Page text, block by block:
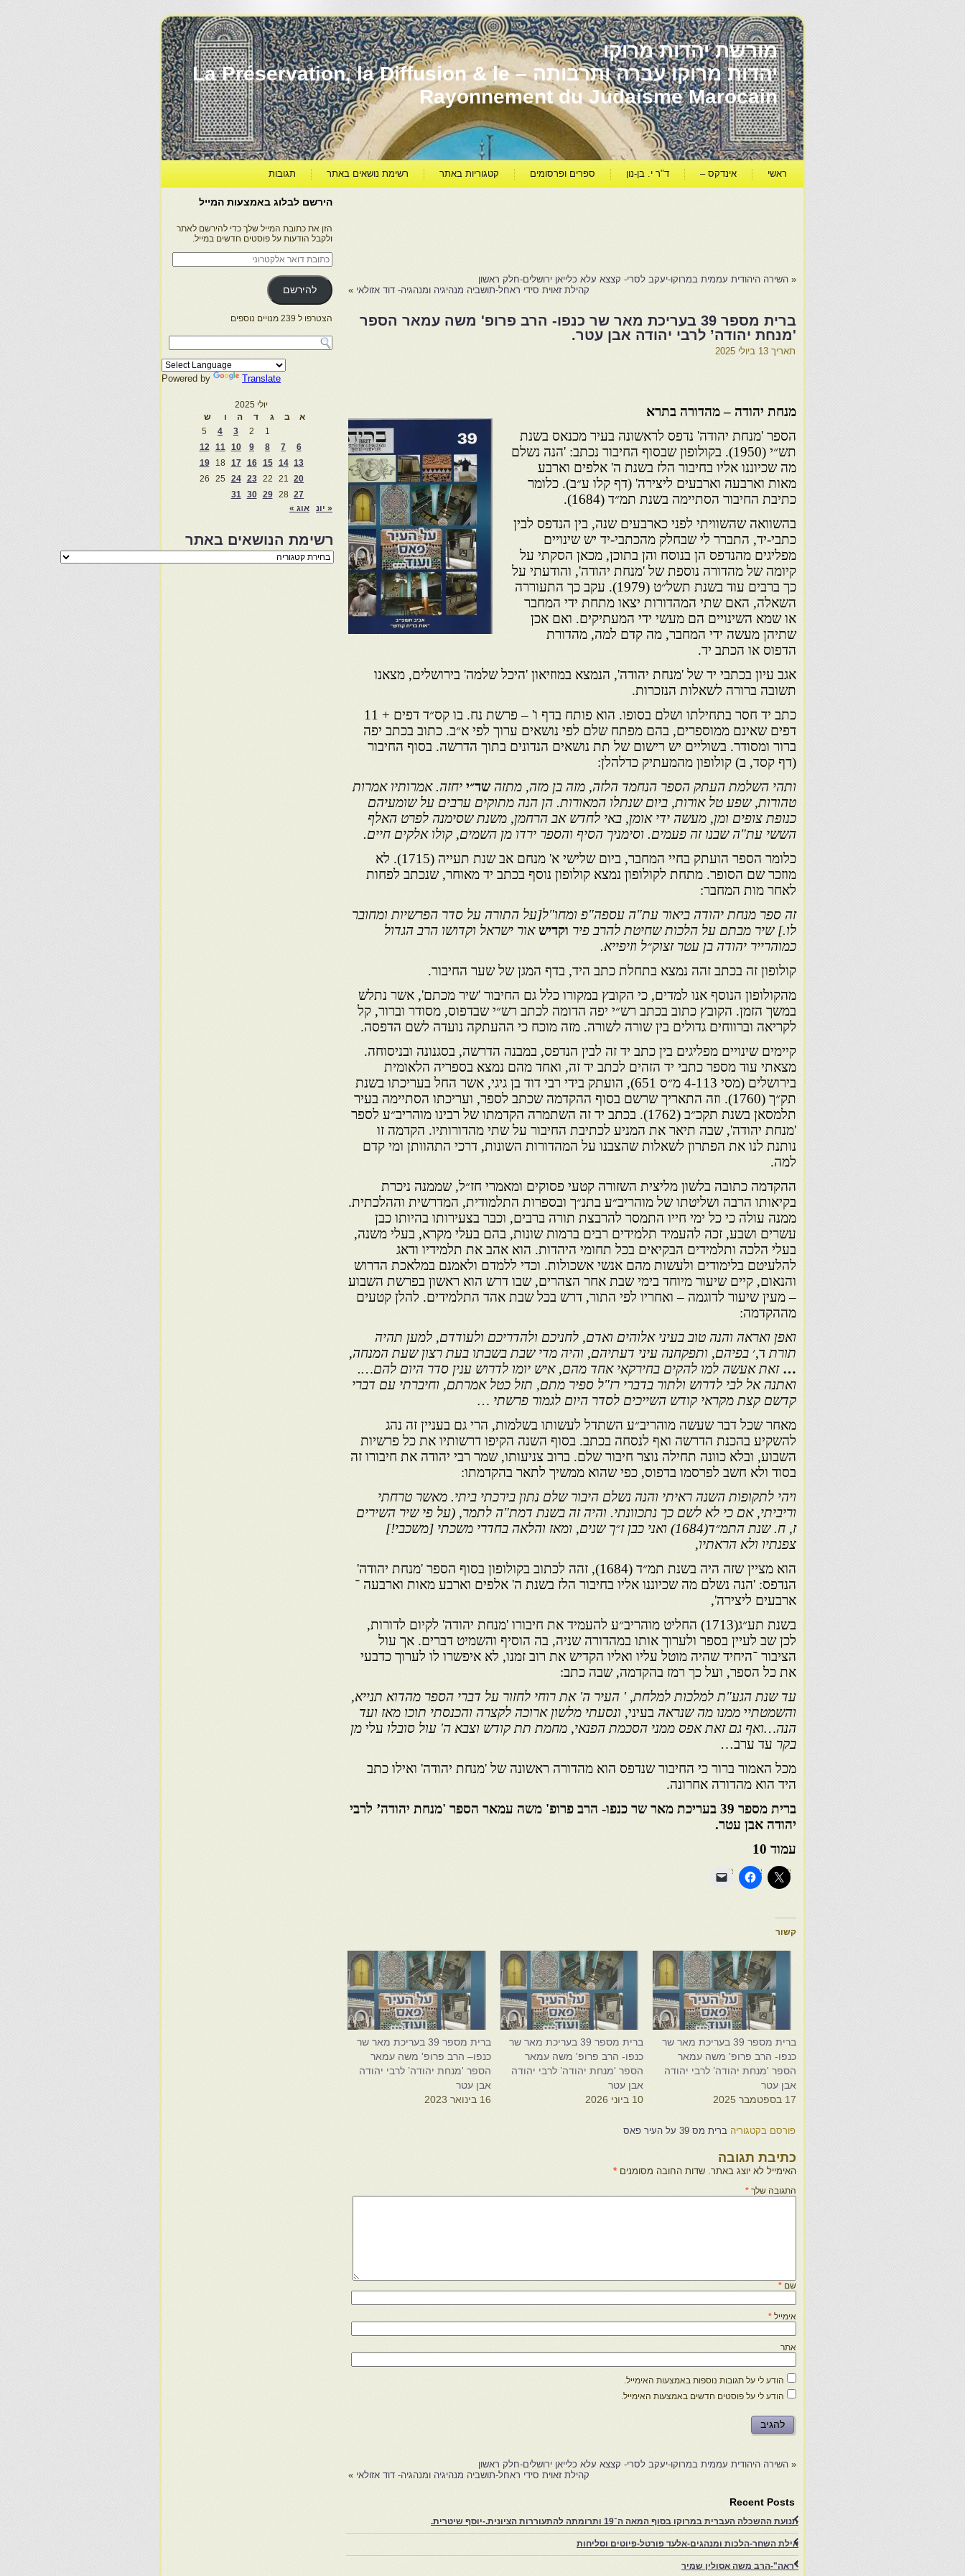
מורשת יהדות מרוקו
יהדות מרוקו עברה ותרבותה – La Préservation, la Diffusion & le
Rayonnement du Judaïsme Marocain
ראשי אינדקס – ד"ר י. בן-נון ספרים ופרסומים קטגוריות באתר רשימת נושאים באתר תגובות
« השירה היהודית עממית במרוקו-יעקב לסרי- קצצא עלא כלייאן ירושלים-חלק ראשון
קהילת זאוית סידי ראחל-תושביה מנהיגיה ומנהגיה- דוד אזולאי »
ברית מספר 39 בעריכת מאר שר כנפו- הרב פרופ' משה עמאר הספר
'מנחת יהודה’ לרבי יהודה אבן עטר.
תאריך 13 ביולי 2025
מנחת יהודה – מהדורה בתרא
הספר 'מנחת יהודה' נדפס לראשונה בעיר מכנאס בשנת
תש״י (1950). בקולופון שבסוף החיבור נכתב: 'הנה נשלם
מה שכיוננו אליו בחיבור הלז בשנת ה' אלפים וארבע
מאות וארבעה וארבעים ליצירה' (דף קלו ע״ב). כלומר
כתיבת החיבור הסתיימה בשנת תמ״ד (1684).
בהשוואה שהשוויתי לפני כארבעים שנה, בין הנדפס לבין
כתבי-יד, התברר לי שבחלק מהכתבי-יד יש שינויים
מפליגים מהנדפס הן בנוסח והן בתוכן, מכאן הסקתי על
קיומה של מהדורה נוספת של 'מנחת יהודה', והודעתי על
כך ברבים עוד בשנת תשל״ט (1979). עקב כך התעוררה
השאלה, האם שתי המהדורות יצאו מתחת ידי המחבר
או שמא השינויים הם מעשי ידי המעתיקים. ואם אכן
שתיהן מעשה ידי המחבר, מה קדם למה, מהדורת
הדפוס או הכתב יד.
אגב עיון בכתבי יד של 'מנחת יהודה', הנמצא במוזיאון 'היכל שלמה' בירושלים, מצאנו
תשובה ברורה לשאלות הנזכרות.
כתב יד חסר בתחילתו ושלם בסופו. הוא פותח בדף ו' – פרשת נח. בו קס״ד דפים + 11
דפים שאינם ממוספרים, בהם מפתח שלם לפי נושאים ערוך לפי א״ב. כתוב בכתב יפה
ברור ומסודר. בשוליים יש רישום של תת נושאים הנדונים בתוך הדרשה. בסוף החיבור
(דף קסד, ב) קולופון מהמעתיק כדלהלן:
ותהי השלמת העתק הספר הנחמד הלזה, מזה בן מזה, מתזה שד״י יחזה. אמרותיו אמרות
טהורות, שפע טל אורות, ביום שנתלו המאורות. הן הנה מתוקים ערבים על שומעיהם
כנופת צופים ומן, מעשה ידי אומן, באי לחדש אב הרחמן, משנת שסימנה לפרט האלף
הששי עת"ה שבנו זה פעמים. וסימניך הסיף והספר ירדו מן השמים, קולו אלקים חיים.
כלומר הספר הועתק בחיי המחבר, ביום שלישי א' מנחם אב שנת תעייה (1715). לא
מוזכר שם הסופר. מתחת לקולופון נמצא קולופון נוסף בכתב יד מאוחר, שנכתב לפחות
לאחר מות המחבר:
זה ספר מנחת יהודה ביאור עת"ה עספה"פ ומחו"ל[על התורה על סדר הפרשיות ומחובר
לו.] שיר מבתם על הלכות שחיטת להרב פיר וקדישאור ישראל וקדושו הרב הגדול
כמוהרייר יהודה בן עטר זצוק״ל וזיפייא.
קולופון זה בכתב זהה נמצא בתחלת כתב היד, בדף המגן של שער החיבור.
מהקולופון הנוסף אנו למדים, כי הקובץ במקורו כלל גם החיבור 'שיר מכתם', אשר נתלש
במשך הזמן. הקובץ כתוב בכתב רש״י יפה הדומה לכתב רש״י שבדפוס, מסודר וברור, קל
לקריאה וברווחים גדולים בין שורה לשורה. מזה מוכח כי ההעתקה נועדה לשם הדפסה.
קיימים שינויים מפליגים בין כתב יד זה לבין הנדפס, במבנה הדרשה, בסגנונה ובניסוחה.
מצאתי עוד מספר כתבי יד הזהים לכתב יד זה, ואחד מהם נמצא בספריה הלאומית
בירושלים (מסי 4-113 מ״ס 651), הועתק בידי רבי דוד בן גיגי, אשר החל בעריכתו בשנת
תק״ך (1760). וזה התאריך שרשם בסוף ההקדמה שכתב לספר, ועריכתו הסתיימה בעיר
תלמסאן בשנת תקכ״ב (1762). בכתב יד זה השתמרה הקדמתו של רבינו מוהריב״ע לספר
'מנחת יהודה', שבה תיאר את המניע לכתיבת החיבור על שתי מהדורותיו. הקדמה זו
נותנת לנו את הפתרון לשאלות שהצבנו על המהדורות השונות, דרכי התהוותן ומי קדם
למה.
ההקדמה כתובה בלשון מליצית השזורה קטעי פסוקים ומאמרי חז״ל, שממנה ניכרת
בקיאותו הרבה ושליטתו של מוהריב״ע בתנ״ך ובספרות התלמודית, המדרשית וההלכתית.
ממנה עולה כי כל ימי חייו התמסר להרבצת תורה ברבים, וכבר בצעירותו בהיותו כבן
עשרים ושבע, זכה להעמיד תלמידים רבים ברמות שונות, בהם בעלי מקרא, בעלי משנה,
בעלי הלכה ותלמידים הבקיאים בכל תחומי היהדות. הוא אהב את תלמידיו ודאג
להלעיטם בלימודים ולעשות מהם אנשי אשכולות. וכדי ללמדם ולאמנם במלאכת הדרוש
והנאום, קיים שיעור מיוחד בימי שבת אחר הצהרים, שבו דרש הוא ראשון בפרשת השבוע
– מעין שיעור לדוגמה – ואחריו לפי התור, דרש בכל שבת אהד התלמידים. להלן קטעים
מההקדמה:
ואפן ואראה והנה טוב בעיני אלוהים ואדם, לחניכם ולהדריכם ולעודדם, למען תהיה
תורת ד,׳ בפיהם, ותפקחנה עיני דעתיהם, והיה מדי שבת בשבתו בעת רצון שעת המנחה,
…זאת אעשה למו להקים בחירקאי אחד מהם, איש יומו לדרוש ענין סדר היום להם….
ואתנה אל לבי לדרוש ולתור בדברי רז"ל ספיר מתם, תזל כטל אמרתם, וחיברתי עם דברי
קדשם קצת מקראי קודש השייכים לסדר היום לגמור פרשתי …
מאחר שכל דבר שעשה מוהריב״ע השתדל לעשותו בשלמות, הרי גם בעניין זה נהג
להשקיע בהכנת הדרשה ואף לנסחה בכתב. בסוף השנה הקיפו דרשותיו את כל פרשיות
השבוע, ובלא כוונה תחילה נוצר חיבור שלם. ברוב צניעותו, שמר רבי יהודה את חיבורו זה
בסוד ולא חשב לפרסמו בדפוס, כפי שהוא ממשיך לתאר בהקדמתו:
ויהי לתקופות השנה ראיתי והנה נשלם היבור שלם נתון בירכתי ביתי. מאשר טרחתי
וריביתי, אם כי לא לשם כך נתכוונתי. והיה זה בשנת דמת"ה לתמר, (על פי שיר השירים
ז, ח. שנת התמ״ד(1684) ואני כבן ז״ך שנים, ומאז והלאה בחדרי משכתי [משכבי!]
צפנתיו ולא הראתיו,
הוא מציין שזה היה בשנת תמ״ד (1684), זהה לכתוב בקולופון בסוף הספר 'מנחת יהודה'
הנדפס: 'הנה נשלם מה שכיוננו אליו בחיבור הלז בשנת ה' אלפים וארבע מאות וארבעה ־
ארבעים ליצירה',
בשנת תע״ג(1713) החליט מוהריב״ע להעמיד את חיבורו 'מנחת יהודה' לקיום לדורות,
לכן שב לעיין בספר ולערוך אותו במהדורה שניה, בה הוסיף והשמיט דברים. אך עול
הציבור ־היחיד שהיה מוטל עליו ואליו הקדיש את רוב זמנו, לא איפשרו לו לערוך כדבעי
את כל הספר, ועל כך רמז בהקדמה, שבה כתב:
עד שנת הגע"ת למלכות למלחת, ' העיר ה' את רוחי לחזור על דברי הספר מהדוא תנייא,
והשמטתיי ממנו מה שנראה בעיני, ונסעתי מלשון ארוכה לקצרה והכנסתי תוכו מאז ועד
הנה…ואף גם זאת אפס ממני הסכמת הפנאי, מחמת תת קודש וצבא ה' עול סובלו עלי מן
בקר עד ערב…
מכל האמור ברור כי החיבור שנדפס הוא מהדורה ראשונה של 'מנחת יהודה' ואילו כתב
היד הוא מהדורה אחרונה.
ברית מספר 39 בעריכת מאר שר כנפו- הרב פרופ' משה עמאר הספר 'מנחת יהודה’ לרבי
יהודה אבן עטר.
עמוד 10
קשור
ברית מספר 39 בעריכת מאר שר
כנפו- הרב פרופ' משה עמאר
הספר 'מנחת יהודה’ לרבי יהודה
אבן עטר
17 בספטמבר 2025
ברית מספר 39 בעריכת מאר שר
כנפו- הרב פרופ' משה עמאר
הספר 'מנחת יהודה’ לרבי יהודה
אבן עטר
10 ביוני 2026
ברית מספר 39 בעריכת מאר שר
כנפו– הרב פרופ' משה עמאר
הספר 'מנחת יהודה’ לרבי יהודה
אבן עטר
16 בינואר 2023
פורסם בקטגוריה ברית מס 39 על העיר פאס
כתיבת תגובה
האימייל לא יוצג באתר. שדות החובה מסומנים *
התגובה שלך *
שם *
אימייל *
אתר
הודע לי על תגובות נוספות באמצעות האימייל.
הודע לי על פוסטים חדשים באמצעות האימייל.
« השירה היהודית עממית במרוקו-יעקב לסרי- קצצא עלא כלייאן ירושלים-חלק ראשון
קהילת זאוית סידי ראחל-תושביה מנהיגיה ומנהגיה- דוד אזולאי »
Recent Posts
תנועת ההשכלה העברית במרוקו בסוף המאה ה־19 ותרומתה להתעוררות הציונית.-יוסף שיטרית.
אילת השחר-הלכות ומנהגים-אלעד פורטל-פיוטים וסליחות
"ראה"-הרב משה אסולין שמיר
הירשם לבלוג באמצעות המייל
הזן את כתובת המייל שלך כדי להירשם לאתר
ולקבל הודעות על פוסטים חדשים במייל.
כתובת
דואר
אלקטרוני
להירשם
הצטרפו ל 239 מנויים נוספים
Powered by Translate
יולי 2025
א
ב ג ד ה ו
ש
1
2
3
4
5
6
7
8
9
10
11
12
13
14
15
16
17
18
19
20
21
22
23
24
25
26
27
28
29
30
31
« יונ
אוג »
רשימת הנושאים באתר
רשימת
הנושאים